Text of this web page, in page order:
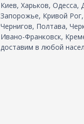
Киев, Харьков, Одесса,
Запорожье, Кривой
Чернигов, Полтава,
Ивано-Франковск,
доставим в любой